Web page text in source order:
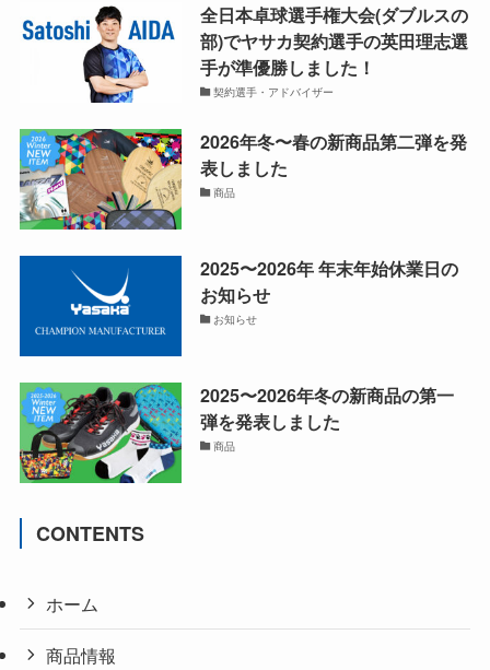
全日本卓球選手権大会(ダブルスの
部)でヤサカ契約選手の英田理志選
手が準優勝しました！
契約選手・アドバイザー
2026年冬〜春の新商品第二弾を発
表しました
商品
2025〜2026年 年末年始休業日の
お知らせ
お知らせ
2025〜2026年冬の新商品の第一
弾を発表しました
商品
CONTENTS
ホーム
商品情報